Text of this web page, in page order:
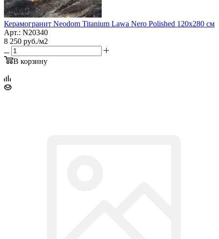
Керамогранит Neodom Titanium Lawa Nero Polished 120х280 см
Арт.: N20340
8 250 руб./м2
В корзину